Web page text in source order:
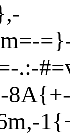
,-
=-=}
-.:-
-8A{+-
,-1{